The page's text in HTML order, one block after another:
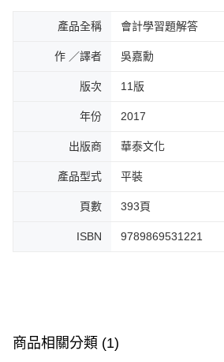
產品全稱 會計學習題解答
作 ／譯者 吳嘉勳
版次 11版
年份 2017
出版商 華泰文化
產品型式 平裝
頁數 393頁
ISBN 9789869531221
商品相關分類 (1)